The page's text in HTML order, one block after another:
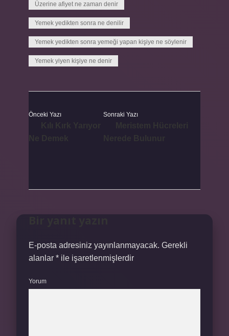
Üzerine afiyet ne zaman denir
Yemek yedikten sonra ne denilir
Yemek yedikten sonra yemeği yapan kişiye ne söylenir
Yemek yiyen kişiye ne denir
Önceki Yazı Sonraki Yazı
E-posta adresiniz yayınlanmayacak. Gerekli
alanlar * ile işaretlenmişlerdir
Yorum